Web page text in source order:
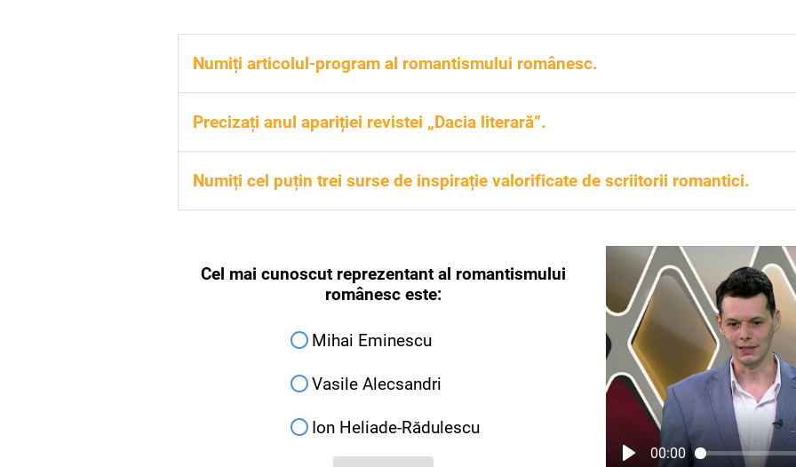
Numiți articolul-program al romantismului românesc.
Articolul-program al romantismului se numește „Introducție”.
Precizați anul apariției revistei „Dacia literară”.
Anul apariției revistei este 1840.
Numiți cel puțin trei surse de inspirație valorificate de scriitorii romantici.
Cel mai cunoscut reprezentant al romantismului
românesc este:
Mihai Eminescu
Vasile Alecsandri
Ion Heliade-Rădulescu
00:00